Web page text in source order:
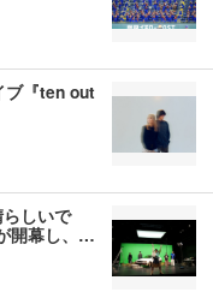
ブ『ten out
しいで
開幕し、…